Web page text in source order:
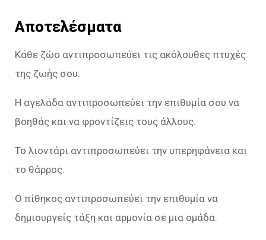
Αποτελέσματα
Κάθε ζώο αντιπροσωπεύει τις ακόλουθες πτυχές
της ζωής σου:
Η αγελάδα αντιπροσωπεύει την επιθυμία σου να
βοηθάς και να φροντίζεις τους άλλους.
Το λιοντάρι αντιπροσωπεύει την υπερηφάνεια και
το θάρρος.
Ο πίθηκος αντιπροσωπεύει την επιθυμία να
δημιουργείς τάξη και αρμονία σε μια ομάδα.